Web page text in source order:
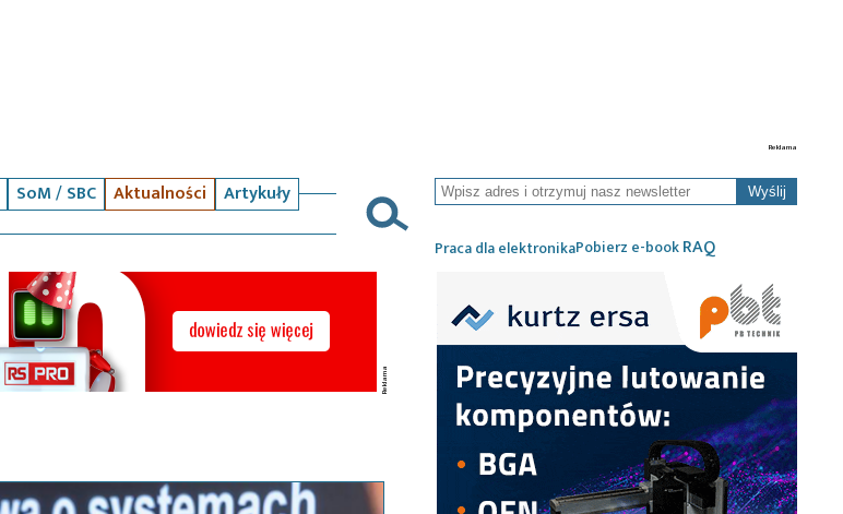
SoM / SBC Aktualności
Artykuły
Wyślij
Praca dla elektronikaPobierz e-bookRAQ